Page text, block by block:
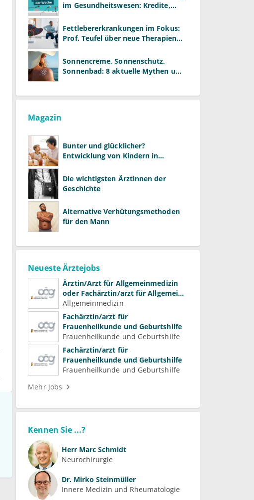
im Gesundheitswesen: Kredite,
Fettlebererkrankungen im Fokus:
Prof. Teufel über neue Therapien
Sonnencreme, Sonnenschutz,
Sonnenbad: 8 aktuelle Mythen und
Magazin
Bunter und glücklicher?
Entwicklung von Kindern in
Die wichtigsten Ärztinnen der
Geschichte
Alternative Verhütungsmethoden
für den Mann
Neueste Ärztejobs
Ärztin/Arzt für Allgemeinmedizin
oder Fachärztin/arzt für Allgemein-
und Familienmedizin für
Psychiatrie und
Psychotherapeutische Medizin
Allgemeinmedizin
Fachärztin/arzt für
Frauenheilkunde und Geburtshilfe
Frauenheilkunde und Geburtshilfe
Fachärztin/arzt für
Frauenheilkunde und Geburtshilfe
Frauenheilkunde und Geburtshilfe
Mehr Jobs
Kennen Sie ...?
Herr Marc Schmidt
Neurochirurgie
Dr. Mirko Steinmüller
Innere Medizin und Rheumatologie